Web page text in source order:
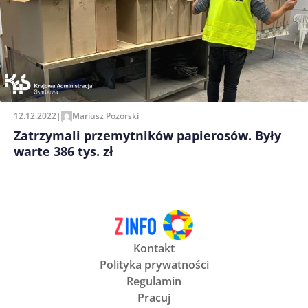
12.12.2022| Mariusz Pozorski
Zatrzymali przemytników papierosów. Były
warte 386 tys. zł
Kontakt
Polityka prywatności
Regulamin
Pracuj